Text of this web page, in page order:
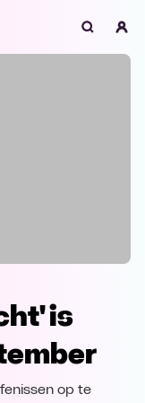
Download
Download
is
op te